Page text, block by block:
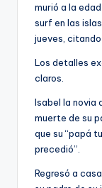
murió a la
surf en las
jueves,
Los detalles
claros.
Isabel la novia
muerte de su
que su “papá
precedió”.
Regresó a